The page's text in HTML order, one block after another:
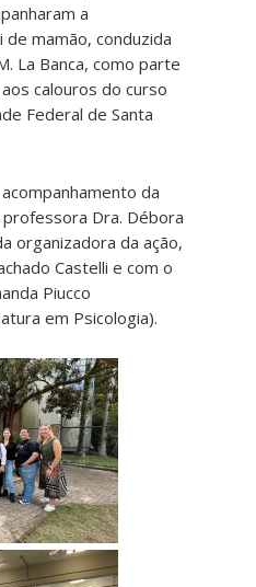
a
mamão, conduzida
La Banca, como parte
calouros do curso
Federal de Santa
da
Dra. Débora
organizadora da ação,
Castelli e com o
Piucco
em Psicologia).